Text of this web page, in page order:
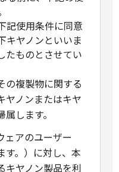
記使用条件に同意
キヤノンといいま
たものとさせてい
の複製物に関する
ヤノンまたはキヤ
します。
ェアのユーザー
す。）に対し、本
キヤノン製品を利